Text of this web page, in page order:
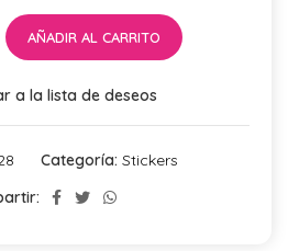
AÑADIR AL CARRITO
a la lista de deseos
Categoría: Stickers